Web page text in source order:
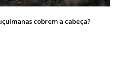
cobrem a cabeça?